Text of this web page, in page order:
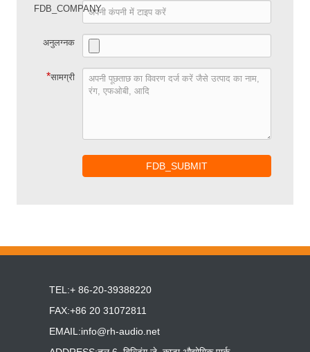
FDB_COMPANY
अनुलग्नक
*सामग्री
FDB_SUBMIT
TEL:+ 86-20-39388220
FAX:+86 20 31072811
EMAIL:info@rh-audio.net